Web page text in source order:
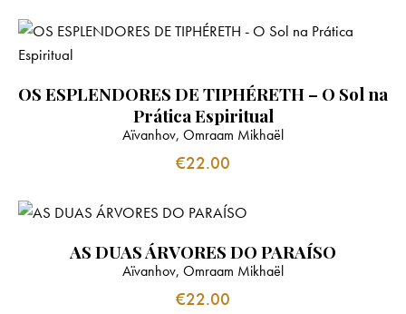
OS ESPLENDORES DE TIPHÉRETH – O Sol na
Prática Espiritual
Aïvanhov, Omraam Mikhaël
€22.00
AS DUAS ÁRVORES DO PARAÍSO
Aïvanhov, Omraam Mikhaël
€22.00